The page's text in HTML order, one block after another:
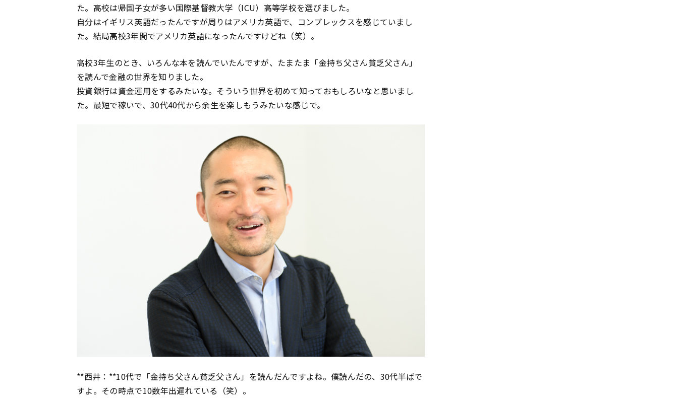
た。高校は帰国子女が多い国際基督教大学（ICU）高等学校を選びました。
自分はイギリス英語だったんですが周りはアメリカ英語で、コンプレックスを感じていまし
た。結局高校3年間でアメリカ英語になったんですけどね（笑）。
高校3年生のとき、いろんな本を読んでいたんですが、たまたま「金持ち父さん貧乏父さん」
を読んで金融の世界を知りました。
投資銀行は資金運用をするみたいな。そういう世界を初めて知っておもしろいなと思いまし
た。最短で稼いで、30代40代から余生を楽しもうみたいな感じで。
**西井：**10代で「金持ち父さん貧乏父さん」を読んだんですよね。僕読んだの、30代半ばで
すよ。その時点で10数年出遅れている（笑）。